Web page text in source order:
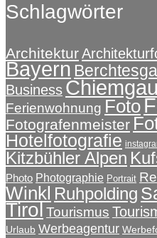
Schlagwörter
Architektur
Bayern
Business Chiemgau
Ferienwohnung Foto
Fotografenmeister
Hotelfotografie
Kitzbühler Alpen
Photo Photographie Portrait
Winkl Ruhpolding
Tirol Tourismus
Urlaub Werbeagentur